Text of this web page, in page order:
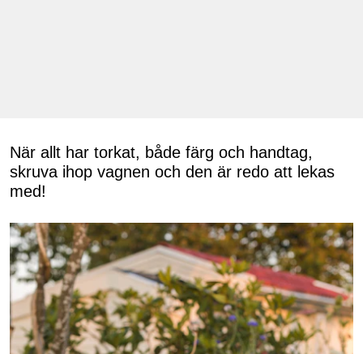
När allt har torkat, både färg och handtag,
skruva ihop vagnen och den är redo att lekas
med!